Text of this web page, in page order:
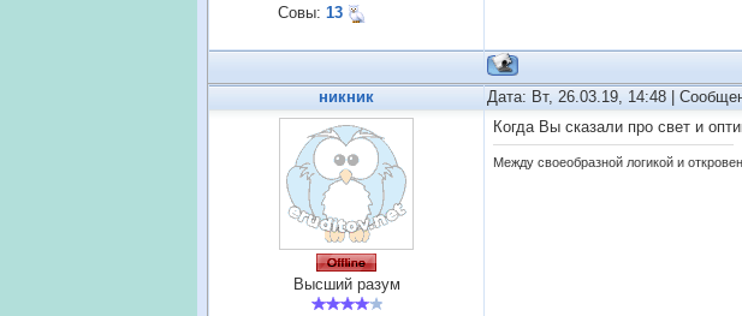
Совы: 13
никник Дата: Вт, 26.03.19, 14:48 |
Высший разум
Когда Вы сказали про свет и
Между своеобразной логикой и